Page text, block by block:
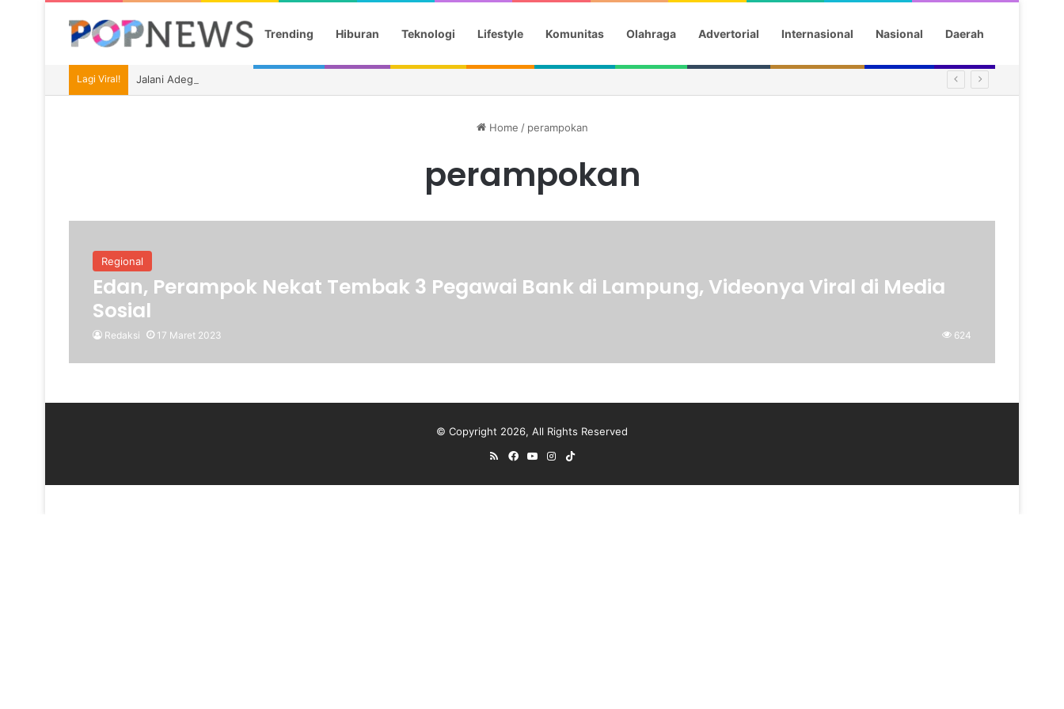
Trending Hiburan Teknologi Lifestyle Komunitas Olahraga Advertorial Internasional Nasional Daerah
Lagi Viral! Jalani Adegan Intim dengan Olivia Wilde di I Want Your Sex, Cooper Hoffman Akui Canggung
Home / perampokan
perampokan
Regional
Edan, Perampok Nekat Tembak 3 Pegawai Bank di Lampung, Videonya Viral di Media
Sosial
Redaksi 17 Maret 2023 624
© Copyright 2026, All Rights Reserved
RSSFacebook
YouTubeInstagram
TikTok